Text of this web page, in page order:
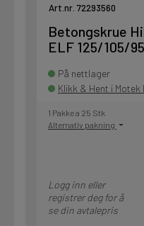
Art.nr. 72293560
Betongskrue
ELF 125/105/95
På nettlager
Klikk & Hent i
1 Pakke a 25 Stk
Alternativ pakning
Logg inn eller
registrer deg for å
se din avtalepris